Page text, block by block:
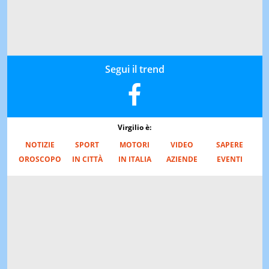
Segui il trend
Virgilio è:
NOTIZIE
SPORT MOTORI VIDEO
SAPERE
OROSCOPO
IN CITTÀ IN ITALIA AZIENDE EVENTI